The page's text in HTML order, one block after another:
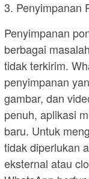
3. Penyimpanan
Penyimpanan
berbagai
tidak terkirim.
penyimpanan
gambar, dan
penuh, aplikasi
baru. Untuk
tidak diperlukan
eksternal atau